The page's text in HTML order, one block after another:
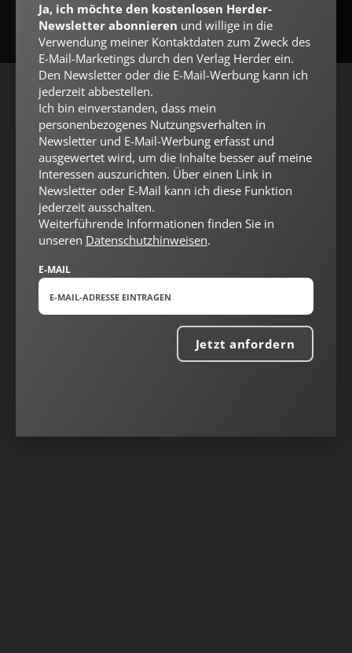
AGB und Widerrufsbelehrung
Impressum
Vertrag widerrufen Abo online kündigen
Ja, ich möchte den kostenlosen Herder-
Newsletter abonnieren und willige in die
Verwendung meiner Kontaktdaten zum Zweck des
E-Mail-Marketings durch den Verlag Herder ein.
Den Newsletter oder die E-Mail-Werbung kann ich
jederzeit abbestellen.
Ich bin einverstanden, dass mein
personenbezogenes Nutzungsverhalten in
Newsletter und E-Mail-Werbung erfasst und
ausgewertet wird, um die Inhalte besser auf meine
Interessen auszurichten. Über einen Link in
Newsletter oder E-Mail kann ich diese Funktion
jederzeit ausschalten.
Weiterführende Informationen finden Sie in
unseren Datenschutzhinweisen.
E-MAIL
Jetzt anfordern